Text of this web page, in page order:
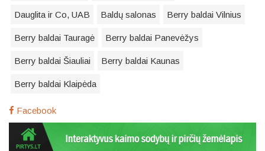
Dauglita ir Co, UAB Baldų salonas Berry baldai Vilnius
Berry baldai Tauragė Berry baldai Panevėžys
Berry baldai Šiauliai Berry baldai Kaunas
Berry baldai Klaipėda
Facebook